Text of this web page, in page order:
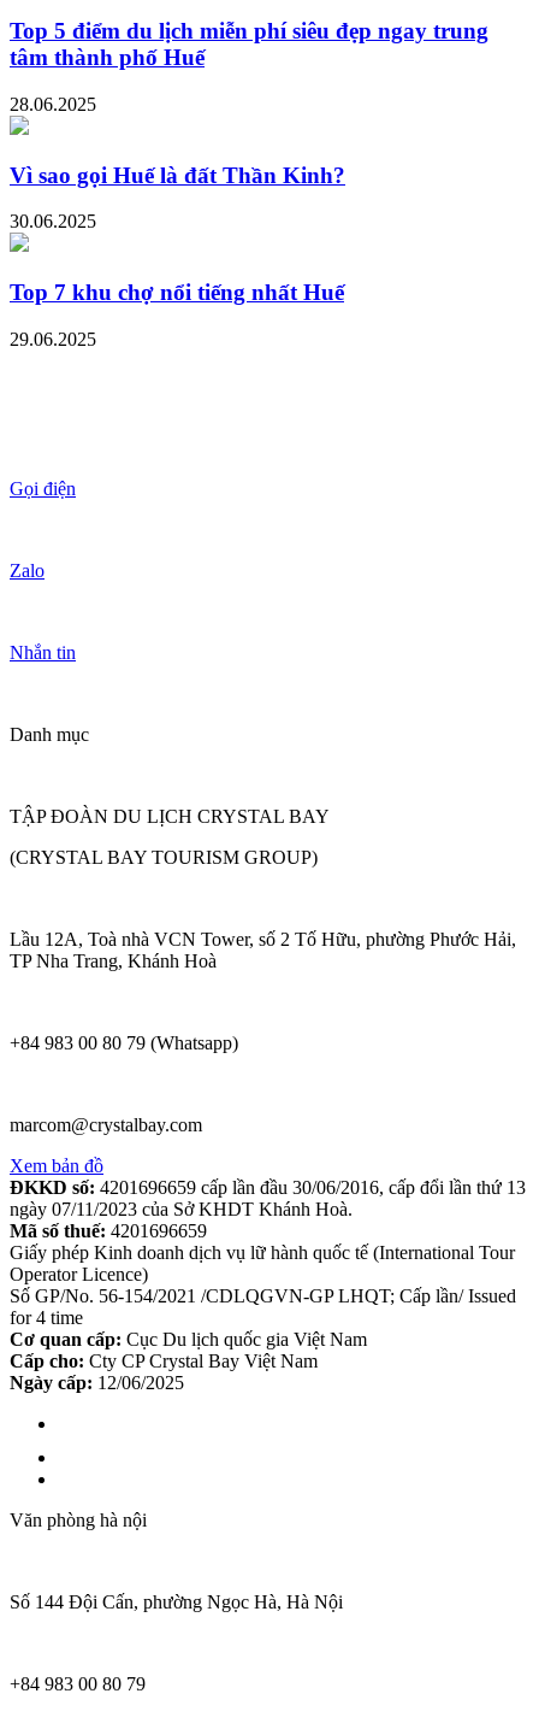
Top 5 điểm du lịch miễn phí siêu đẹp ngay trung
tâm thành phố Huế
28.06.2025
Vì sao gọi Huế là đất Thần Kinh?
30.06.2025
Top 7 khu chợ nổi tiếng nhất Huế
29.06.2025
Gọi điện
Zalo
Nhắn tin
Danh mục
TẬP ĐOÀN DU LỊCH CRYSTAL BAY
(CRYSTAL BAY TOURISM GROUP)
Lầu 12A, Toà nhà VCN Tower, số 2 Tố Hữu, phường Phước Hải,
TP Nha Trang, Khánh Hoà
+84 983 00 80 79 (Whatsapp)
marcom@crystalbay.com
Xem bản đồ
ĐKKD số: 4201696659 cấp lần đầu 30/06/2016, cấp đổi lần thứ 13
ngày 07/11/2023 của Sở KHDT Khánh Hoà.
Mã số thuế: 4201696659
Giấy phép Kinh doanh dịch vụ lữ hành quốc tế (International Tour
Operator Licence)
Số GP/No. 56-154/2021 /CDLQGVN-GP LHQT; Cấp lần/ Issued
for 4 time
Cơ quan cấp: Cục Du lịch quốc gia Việt Nam
Cấp cho: Cty CP Crystal Bay Việt Nam
Ngày cấp: 12/06/2025
Văn phòng hà nội
Số 144 Đội Cấn, phường Ngọc Hà, Hà Nội
+84 983 00 80 79